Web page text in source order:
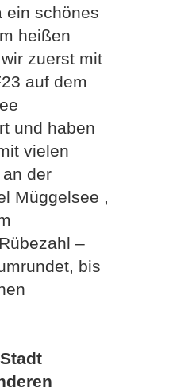
ein schönes
heißen
zuerst mit
auf dem
und haben
vielen
der
Müggelsee ,
–
bis